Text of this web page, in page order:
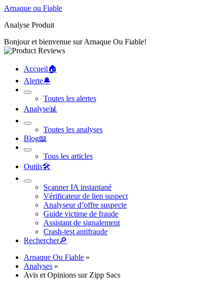
Arnaque ou Fiable
Analyse Produit
Bonjour et bienvenue sur Arnaque Ou Fiable!
Accueil🏠︎
Alerte🔔︎
Toutes les alertes
Analyse📊︎
Toutes les analyses
Blog📖︎
Tous les articles
Outils🛠︎
Scanner IA instantané
Vérificateur de lien suspect
Analyseur d’offre suspecte
Guide victime de fraude
Assistant de signalement
Crash-test antifraude
Rechercher🔎︎
Arnaque Ou Fiable »
Analyses »
Avis et Opinions sur Zipp Sacs